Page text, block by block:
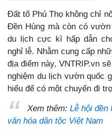
Đất tổ Phú Thọ không chỉ
Đền Hùng mà còn có
du lịch cực kì hấp dẫn
nghỉ lễ. Nhằm cung cấp
địa điểm này, VNTRIP.vn
nghiệm du lịch vườn quốc
hiểu để có một chuyến đi
Xem thêm: Lễ hội đền
văn hóa dân tộc Việt Nam